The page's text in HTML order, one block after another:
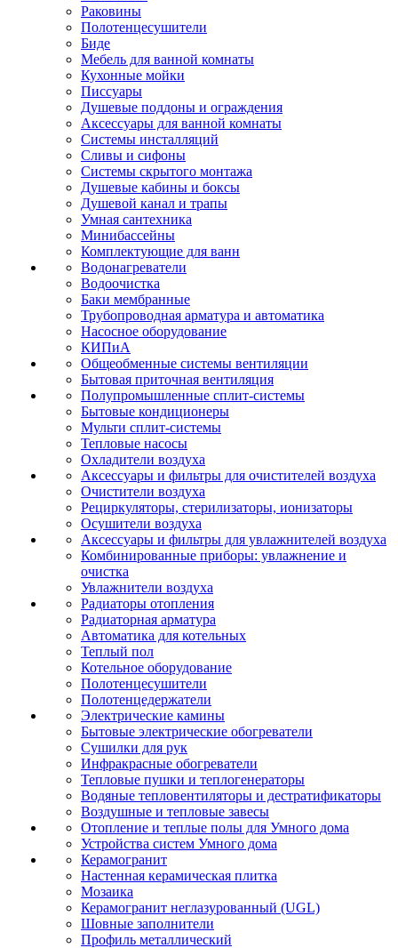
Раковины
Полотенцесушители
Биде
Мебель для ванной комнаты
Кухонные мойки
Писсуары
Душевые поддоны и ограждения
Аксессуары для ванной комнаты
Системы инсталляций
Сливы и сифоны
Системы скрытого монтажа
Душевые кабины и боксы
Душевой канал и трапы
Умная сантехника
Минибассейны
Комплектующие для ванн
Водонагреватели
Водоочистка
Баки мембранные
Трубопроводная арматура и автоматика
Насосное оборудование
КИПиА
Общеобменные системы вентиляции
Бытовая приточная вентиляция
Полупромышленные сплит-системы
Бытовые кондиционеры
Мульти сплит-системы
Тепловые насосы
Охладители воздуха
Аксессуары и фильтры для очистителей воздуха
Очистители воздуха
Рециркуляторы, стерилизаторы, ионизаторы
Осушители воздуха
Аксессуары и фильтры для увлажнителей воздуха
Комбинированные приборы: увлажнение и
очистка
Увлажнители воздуха
Радиаторы отопления
Радиаторная арматура
Автоматика для котельных
Теплый пол
Котельное оборудование
Полотенцесушители
Полотенцедержатели
Электрические камины
Бытовые электрические обогреватели
Сушилки для рук
Инфракрасные обогреватели
Тепловые пушки и теплогенераторы
Водяные тепловентиляторы и дестратификаторы
Воздушные и тепловые завесы
Отопление и теплые полы для Умного дома
Устройства систем Умного дома
Керамогранит
Настенная керамическая плитка
Мозаика
Керамогранит неглазурованный (UGL)
Шовные заполнители
Профиль металлический